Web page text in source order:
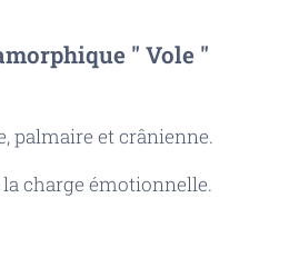
" Vole "
palmaire et crânienne.
la charge émotionnelle.